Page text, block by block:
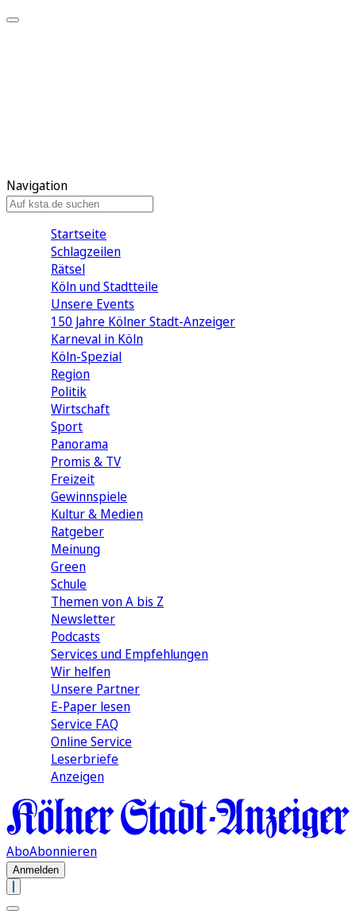
Navigation
Startseite
Schlagzeilen
Rätsel
Köln und Stadtteile
Unsere Events
150 Jahre Kölner Stadt-Anzeiger
Karneval in Köln
Köln-Spezial
Region
Politik
Wirtschaft
Sport
Panorama
Promis & TV
Freizeit
Gewinnspiele
Kultur & Medien
Ratgeber
Meinung
Green
Schule
Themen von A bis Z
Newsletter
Podcasts
Services und Empfehlungen
Wir helfen
Unsere Partner
E-Paper lesen
Service FAQ
Online Service
Leserbriefe
Anzeigen
AboAbonnieren
Anmelden